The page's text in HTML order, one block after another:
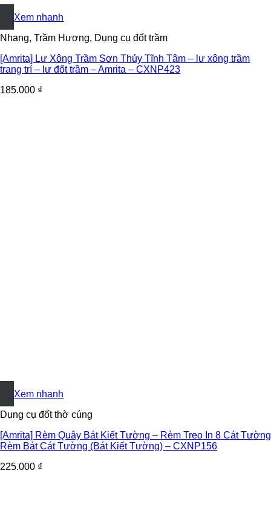
+
Xem nhanh
Nhang, Trầm Hương, Dụng cụ đốt trầm
[Amrita] Lư Xông Trầm Sơn Thủy Tĩnh Tâm – lư xông trầm
trang trí – lư đốt trầm – Amrita – CXNP423
185.000 ₫
+
Xem nhanh
Dụng cụ đốt thờ cúng
[Amrita] Rèm Quây Bát Kiết Tường – Rèm Treo In 8 Cát Tường
Rèm Bát Cát Tường (Bát Kiết Tường) – CXNP156
225.000 ₫